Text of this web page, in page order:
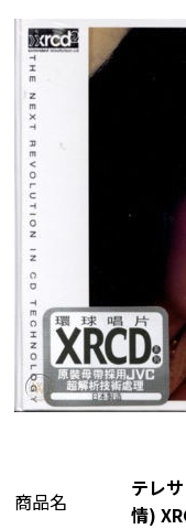
商品名
テレ
情)